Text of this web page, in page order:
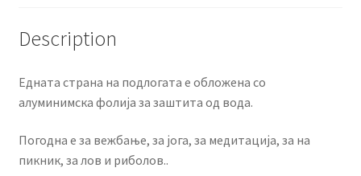
Description
Едната страна на подлогата е обложена со
алуминимска фолија за заштита од вода.
Погодна е за вежбање, за јога, за медитација, за на
пикник, за лов и риболов..